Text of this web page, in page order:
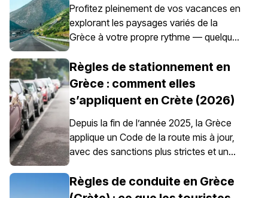
Profitez pleinement de vos vacances en
explorant les paysages variés de la
Grèce à votre propre rythme — quelque
de voiture. Il est toutefois essentiel de
comprendre qu’en Grèce, l’assurance
automobile n’est pas simplement une
option ; elle est obligatoire pour tous les
véhicules de location.
Règles de stationnement en
Grèce : comment elles
s’appliquent en Crète (2026)
Depuis la fin de l’année 2025, la Grèce
applique un Code de la route mis à jour,
avec des sanctions plus strictes et un
particulier dans les centres-villes, les
ports, les zones piétonnes et les zones
Règles de conduite en Grèce